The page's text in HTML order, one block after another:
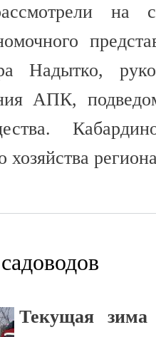
на
Надытко,
АПК,
хозяйства
Текущая зима